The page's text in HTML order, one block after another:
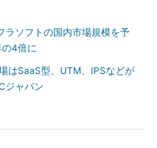
ラソフトの国内市場規模を予
4倍に
はSaaS型、UTM、IPSなどが
ジャパン